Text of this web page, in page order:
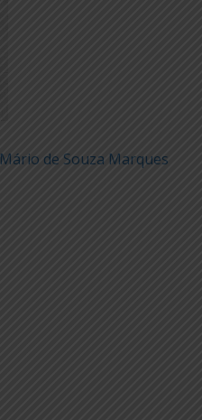
Mário de Souza Marques